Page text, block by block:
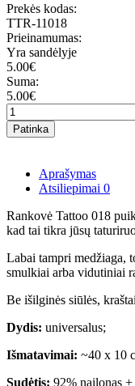
Prekės kodas:
TTR-11018
Prieinamumas:
Yra sandėlyje
5.00€
Suma:
5.00€
Patinka
Aprašymas
Atsiliepimai 0
Rankovė Tattoo 018
kad tai tikra jūsų
Labai tampri medžiaga,
smulkiai arba vidutiniai
Be išilginės siūlės,
Dydis: universalus;
Išmatavimai: ~40 x 10
Sudėtis: 92% nailonas +